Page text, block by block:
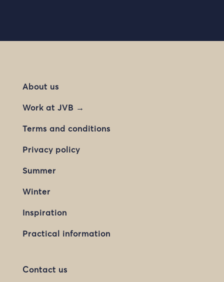
About us
Work at JVB →
Terms and conditions
Privacy policy
Summer
Winter
Inspiration
Practical information
Contact us